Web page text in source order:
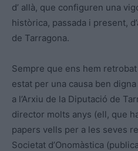
d’ allà, que configuren una
històrica, passada i present,
de Tarragona.
Sempre que ens hem retrobat
estat per una causa ben
a l’Arxiu de la Diputació de
director molts anys (ell, que
papers vells per a les seves
Societat d’Onomàstica